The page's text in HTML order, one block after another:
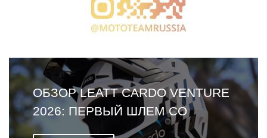
ОБЗОР LEATT CARDO VENTURE
2026: ПЕРВЫЙ ШЛЕМ СО
ВСТРОЕННОЙ ГАРНИТУРОЙ